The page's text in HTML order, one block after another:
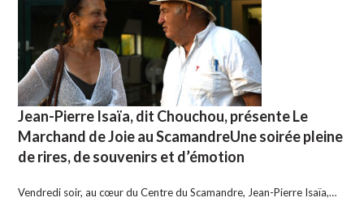
Jean-Pierre Isaïa, dit Chouchou, présente Le
Marchand de Joie au ScamandreUne soirée pleine
de rires, de souvenirs et d’émotion
Vendredi soir, au cœur du Centre du Scamandre, Jean-Pierre Isaïa,…